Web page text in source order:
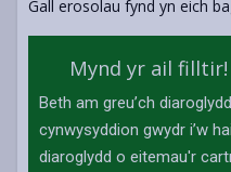
Gall erosolau fynd yn eich
Mynd yr ail filltir!
Beth am greu’ch
cynwysyddion gwydr i’w
diaroglydd o eitemau'r